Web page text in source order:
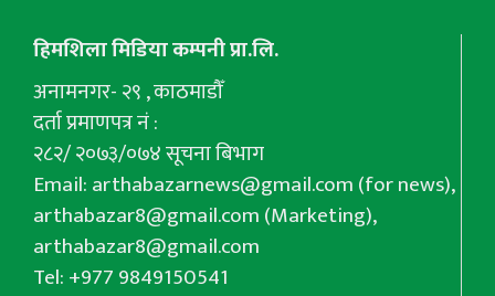
हिमशिला मिडिया कम्पनी प्रा.लि.
अनामनगर- २९ , काठमाडौँ
दर्ता प्रमाणपत्र नं :
२८२/ २०७३/०७४ सूचना बिभाग
Email:arthabazarnews@gmail.com(for news),
arthabazar8@gmail.com(Marketing),
arthabazar8@gmail.com
Tel: +977 9849150541